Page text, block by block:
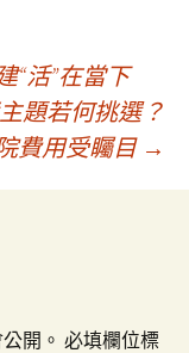
“活”在當下
題若何挑選？
費用受矚目 →
開。 必填欄位標